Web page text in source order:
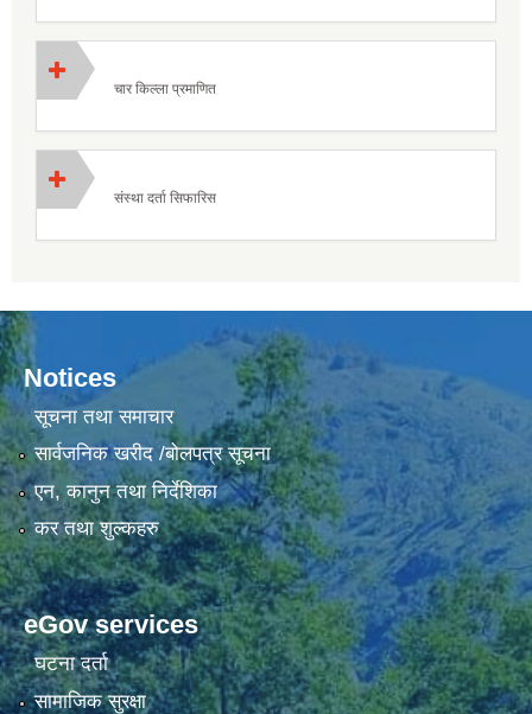
चार किल्ला प्रमाणित
संस्था दर्ता सिफारिस
Notices
सूचना तथा समाचार
सार्वजनिक खरीद /बोलपत्र सूचना
एन, कानुन तथा निर्देशिका
कर तथा शुल्कहरु
eGov services
घटना दर्ता
सामाजिक सुरक्षा